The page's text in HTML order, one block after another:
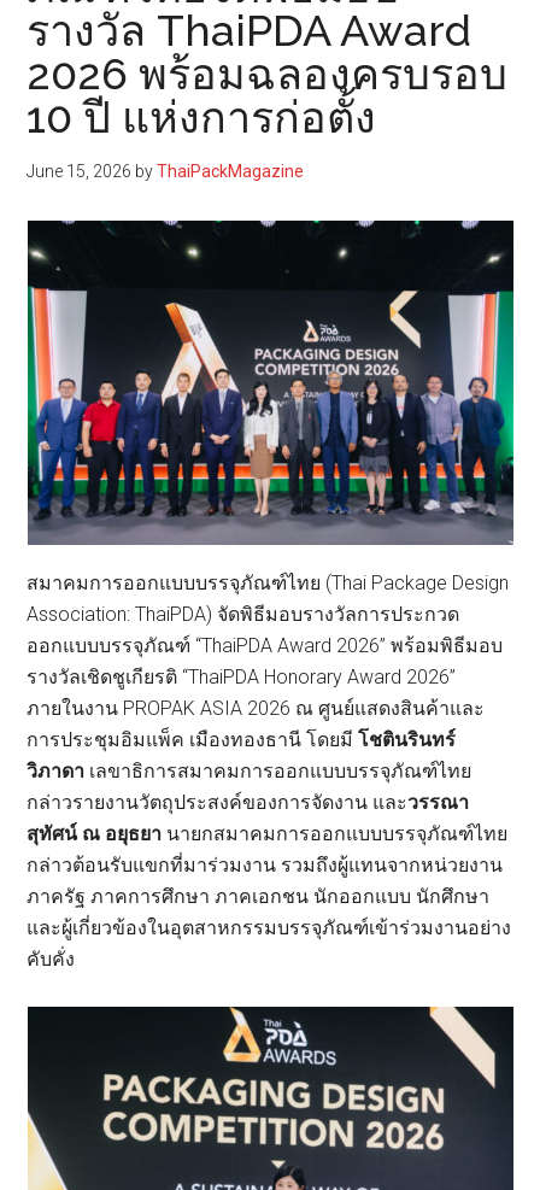
รางวัล ThaiPDA Award
2026 พร้อมฉลองครบรอบ
10 ปี แห่งการก่อตั้ง
June 15, 2026 byThaiPackMagazine
สมาคมการออกแบบบรรจุภัณฑ์ไทย (Thai Package Design
Association: ThaiPDA) จัดพิธีมอบรางวัลการประกวด
ออกแบบบรรจุภัณฑ์ “ThaiPDA Award 2026” พร้อมพิธีมอบ
รางวัลเชิดชูเกียรติ “ThaiPDA Honorary Award 2026”
ภายในงาน PROPAK ASIA 2026 ณ ศูนย์แสดงสินค้าและ
การประชุมอิมแพ็ค เมืองทองธานี โดยมีโชตินรินทร์
วิภาดา เลขาธิการสมาคมการออกแบบบรรจุภัณฑ์ไทย
กล่าวรายงานวัตถุประสงค์ของการจัดงาน และวรรณา
สุทัศน์ ณ อยุธยา นายกสมาคมการออกแบบบรรจุภัณฑ์ไทย
กล่าวต้อนรับแขกที่มาร่วมงาน รวมถึงผู้แทนจากหน่วยงาน
ภาครัฐ ภาคการศึกษา ภาคเอกชน นักออกแบบ นักศึกษา
และผู้เกี่ยวข้องในอุตสาหกรรมบรรจุภัณฑ์เข้าร่วมงานอย่าง
คับคั่ง